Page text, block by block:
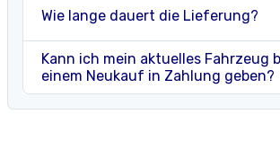
Wie lange dauert die Lieferung?
Kann ich mein aktuelles Fahrzeug
einem Neukauf in Zahlung geben?